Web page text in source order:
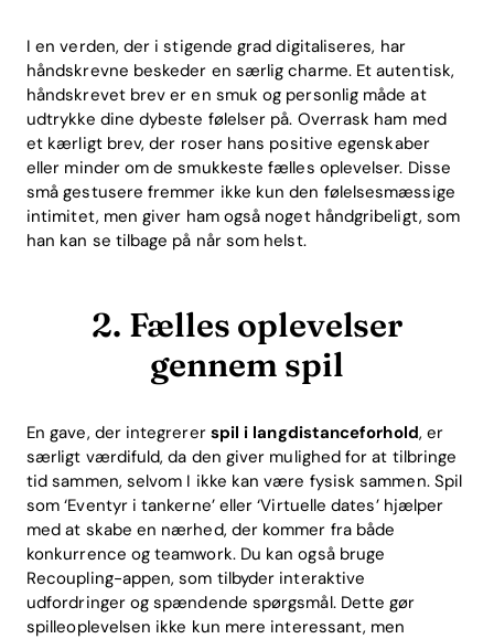
I en verden, der i stigende grad digitaliseres, har
håndskrevne beskeder en særlig charme. Et autentisk,
håndskrevet brev er en smuk og personlig måde at
udtrykke dine dybeste følelser på. Overrask ham med
et kærligt brev, der roser hans positive egenskaber
eller minder om de smukkeste fælles oplevelser. Disse
små gestusere fremmer ikke kun den følelsesmæssige
intimitet, men giver ham også noget håndgribeligt, som
han kan se tilbage på når som helst.
2. Fælles oplevelser
gennem spil
En gave, der integrerer spil i langdistanceforhold, er
særligt værdifuld, da den giver mulighed for at tilbringe
tid sammen, selvom I ikke kan være fysisk sammen. Spil
som ‘Eventyr i tankerne’ eller ‘Virtuelle dates’ hjælper
med at skabe en nærhed, der kommer fra både
konkurrence og teamwork. Du kan også bruge
Recoupling-appen, som tilbyder interaktive
udfordringer og spændende spørgsmål. Dette gør
spilleoplevelsen ikke kun mere interessant, men